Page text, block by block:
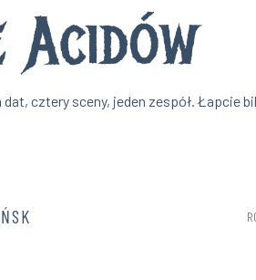
Acidów
cztery sceny, jeden zespół. Łapcie